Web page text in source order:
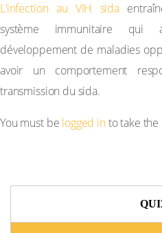
L’infection au VIH sida
système immunitaire
développement de maladies
avoir un comportement
transmission du sida.
You must be logged into take the